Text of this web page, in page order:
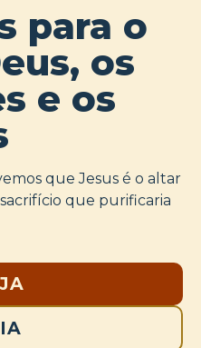
para o
os
e os
que Jesus é o altar
que purificaria